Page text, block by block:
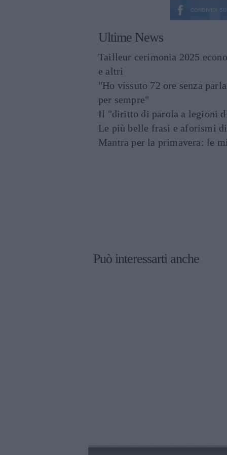
CONDIVIDI SU
Ultime News
Tailleur cerimonia 2025
e altri
"Ho vissuto 72 ore senza
per sempre"
Il "diritto di parola a legioni
Le più belle frasi e aforismi
Mantra per la primavera: le
Può interessarti anche